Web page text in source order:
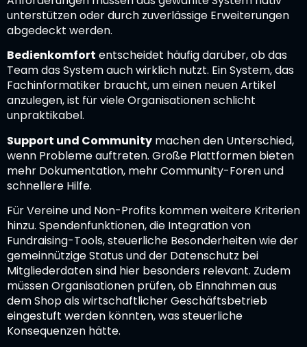
unterstützen oder durch zuverlässige Erweiterungen
abgedeckt werden.
Bedienkomfort entscheidet häufig darüber, ob das
Team das System auch wirklich nutzt. Ein System, das
Fachinformatiker braucht, um einen neuen Artikel
anzulegen, ist für viele Organisationen schlicht
unpraktikabel.
Support und Community machen den Unterschied,
wenn Probleme auftreten. Große Plattformen bieten
mehr Dokumentation, mehr Community-Foren und
schnellere Hilfe.
Für Vereine und Non-Profits kommen weitere Kriterien
hinzu. Spendenfunktionen, die Integration von
Fundraising-Tools, steuerliche Besonderheiten wie der
gemeinnützige Status und der Datenschutz bei
Mitgliederdaten sind hier besonders relevant. Zudem
müssen Organisationen prüfen, ob Einnahmen aus
dem Shop als wirtschaftlicher Geschäftsbetrieb
eingestuft werden könnten, was steuerliche
Konsequenzen hätte.